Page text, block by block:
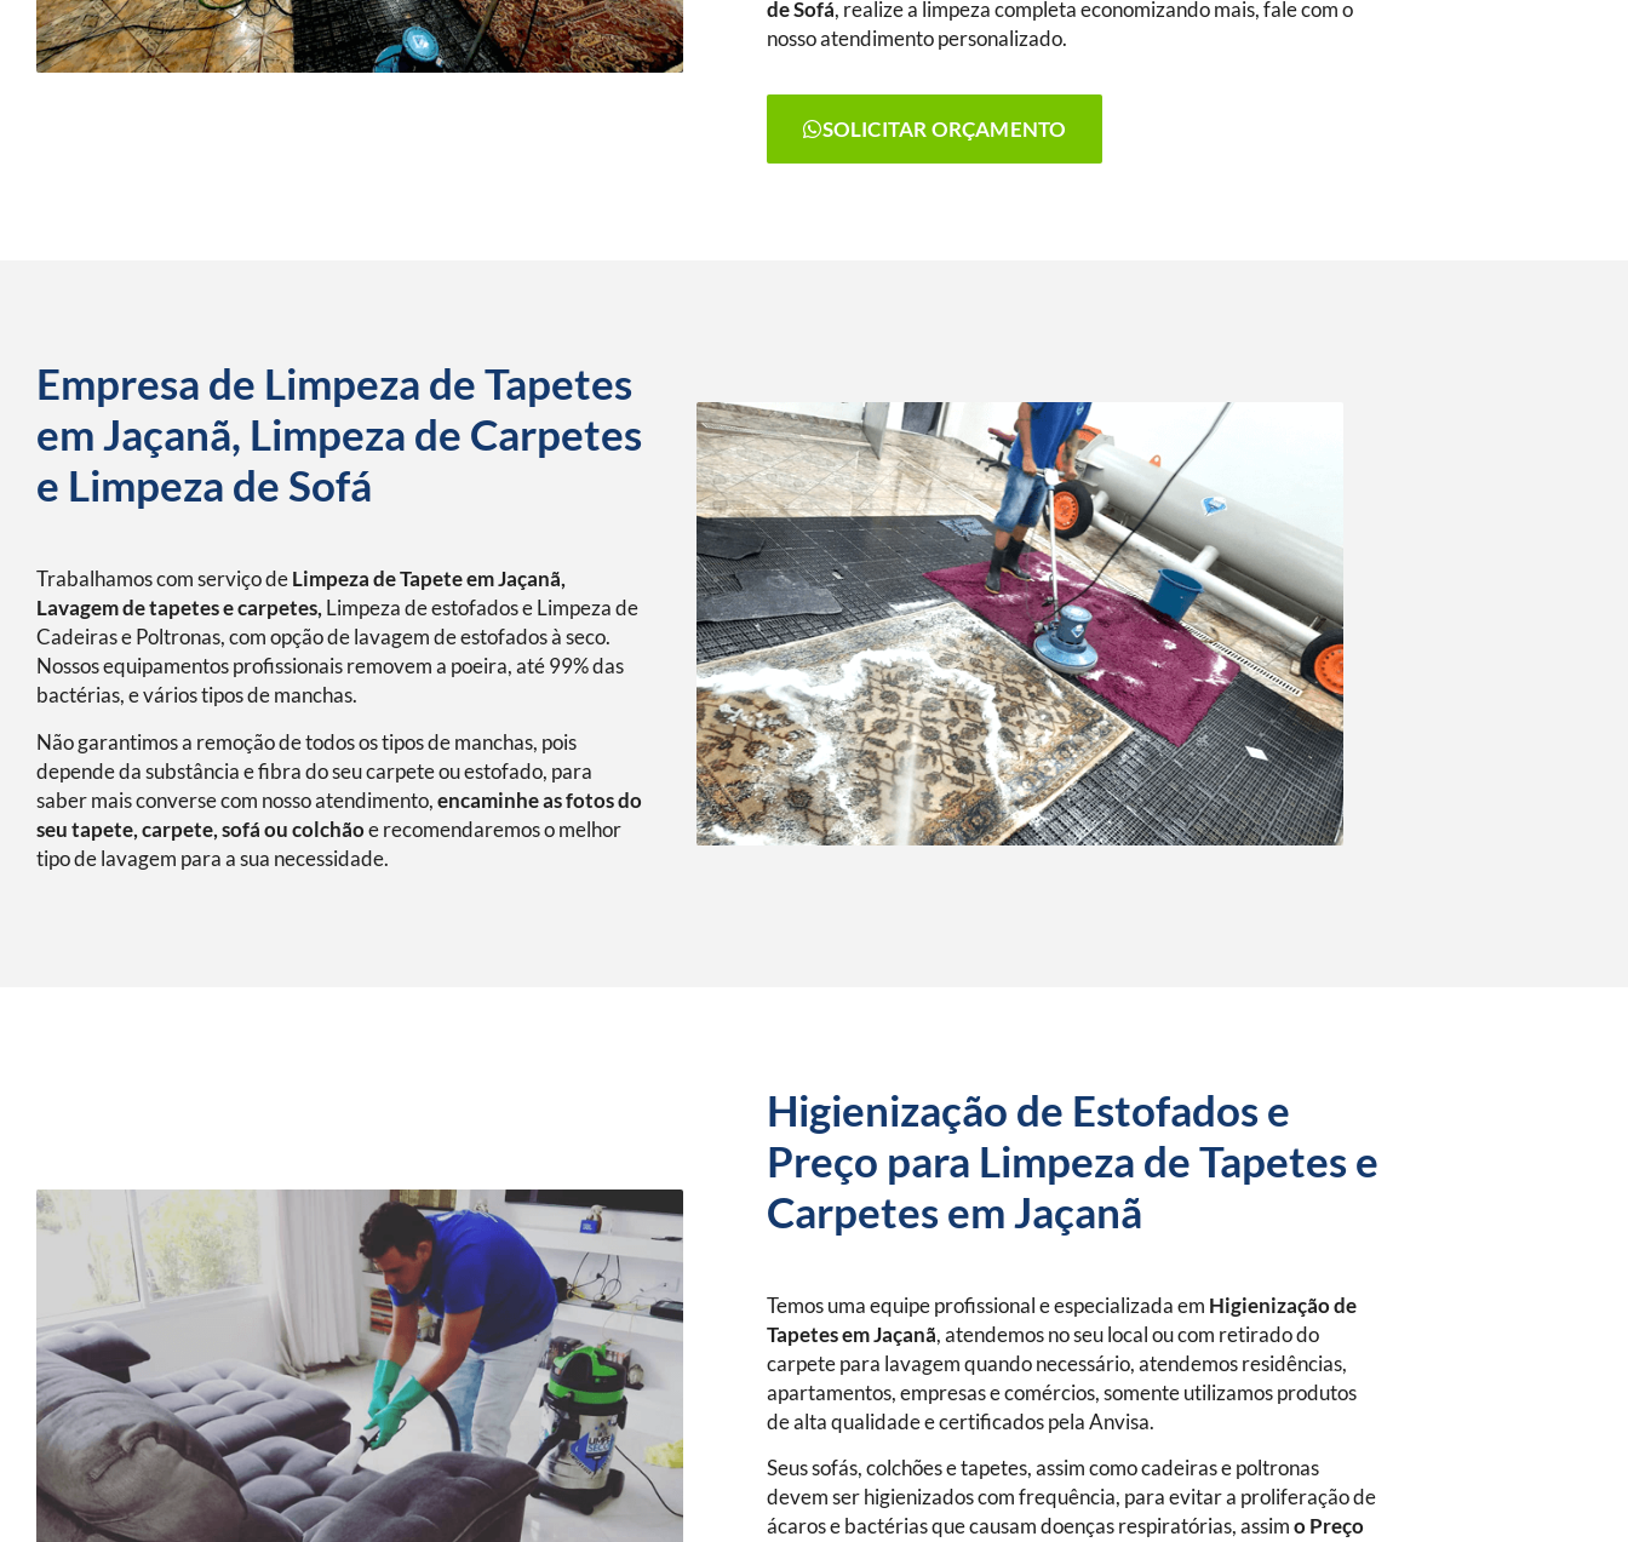
de Sofá, realize a limpeza completa economizando mais, fale com o
nosso atendimento personalizado.
SOLICITAR ORÇAMENTO
Empresa de Limpeza de Tapetes
em Jaçanã, Limpeza de Carpetes
e Limpeza de Sofá
Trabalhamos com serviço de Limpeza de Tapete em Jaçanã,
Lavagem de tapetes e carpetes, Limpeza de estofados e Limpeza de
Cadeiras e Poltronas, com opção de lavagem de estofados à seco.
Nossos equipamentos profissionais removem a poeira, até 99% das
bactérias, e vários tipos de manchas.
Não garantimos a remoção de todos os tipos de manchas, pois
depende da substância e fibra do seu carpete ou estofado, para
saber mais converse com nosso atendimento, encaminhe as fotos do
seu tapete, carpete, sofá ou colchãoe recomendaremos o melhor
tipo de lavagem para a sua necessidade.
Higienização de Estofados e
Preço para Limpeza de Tapetes e
Carpetes em Jaçanã
Temos uma equipe profissional e especializada em Higienização de
Tapetesem Jaçanã, atendemos no seu local ou com retirado do
carpete para lavagem quando necessário, atendemos residências,
apartamentos, empresas e comércios, somente utilizamos produtos
de alta qualidade e certificados pela Anvisa.
Seus sofás, colchões e tapetes, assim como cadeiras e poltronas
devem ser higienizados com frequência, para evitar a proliferação de
ácaros e bactérias que causam doenças respiratórias, assimo Preço